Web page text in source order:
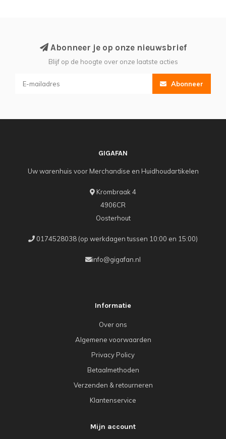
Abonneer je op onze nieuwsbrief
Blijf op de hoogte over onze laatste acties
Abonneer
GIGAFAN
Uw warenhuis voor Merchandise en Huidhoudartikelen
Krombraak 4
4906CR
Oosterhout
0174528038 (op werkdagen tussen 10:00 en 15:00)
info@gigafan.nl
Informatie
Over ons
Algemene voorwaarden
Privacy Policy
Betaalmethoden
Verzenden & retourneren
Klantenservice
Mijn account